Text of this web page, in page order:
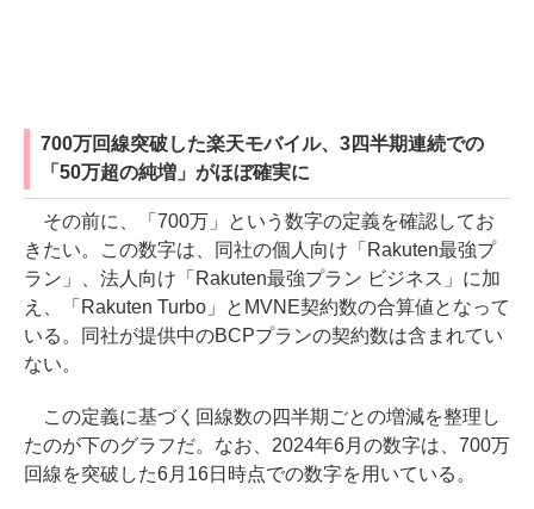
700万回線突破した楽天モバイル、3四半期連続での
「50万超の純増」がほぼ確実に
その前に、「700万」という数字の定義を確認してお
きたい。この数字は、同社の個人向け「Rakuten最強プ
ラン」、法人向け「Rakuten最強プラン ビジネス」に加
え、「Rakuten Turbo」とMVNE契約数の合算値となって
いる。同社が提供中のBCPプランの契約数は含まれてい
ない。
この定義に基づく回線数の四半期ごとの増減を整理し
たのが下のグラフだ。なお、2024年6月の数字は、700万
回線を突破した6月16日時点での数字を用いている。